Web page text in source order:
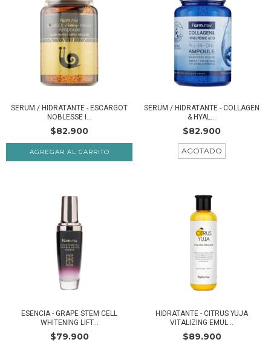
SERUM / HIDRATANTE - ESCARGOT
NOBLESSE I...
$82.900
SERUM / HIDRATANTE - COLLAGEN
& HYAL...
$82.900
AGOTADO
ESENCIA - GRAPE STEM CELL
WHITENING LIFT...
$79.900
HIDRATANTE - CITRUS YUJA
VITALIZING EMUL...
$89.900